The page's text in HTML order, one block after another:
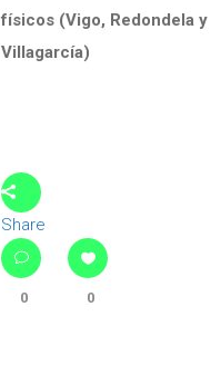
físicos (Vigo, Redondela y
Villagarcía)
Share
0 0